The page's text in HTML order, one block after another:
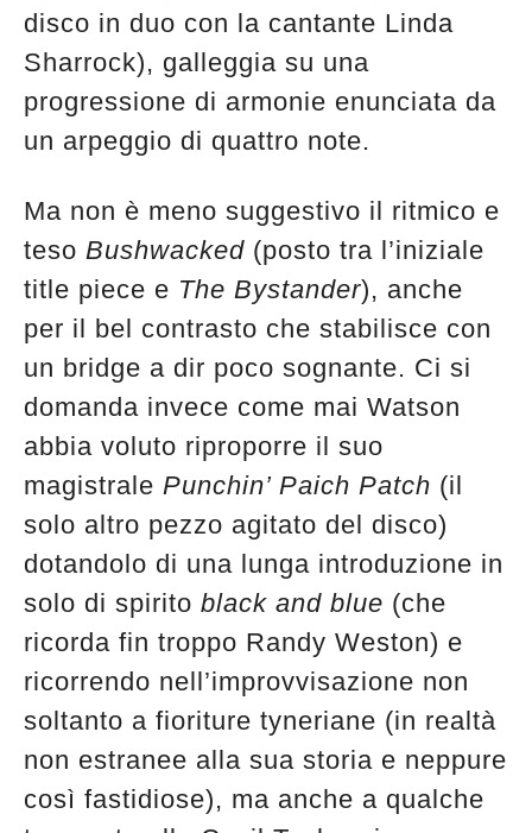
disco in duo con la cantante Linda
Sharrock), galleggia su una
progressione di armonie enunciata da
un arpeggio di quattro note.
Ma non è meno suggestivo il ritmico e
teso Bushwacked (posto tra l’iniziale
title piece e The Bystander), anche
per il bel contrasto che stabilisce con
un bridge a dir poco sognante. Ci si
domanda invece come mai Watson
abbia voluto riproporre il suo
magistrale Punchin’ Paich Patch (il
solo altro pezzo agitato del disco)
dotandolo di una lunga introduzione in
solo di spirito black and blue (che
ricorda fin troppo Randy Weston) e
ricorrendo nell’improvvisazione non
soltanto a fioriture tyneriane (in realtà
non estranee alla sua storia e neppure
così fastidiose), ma anche a qualche